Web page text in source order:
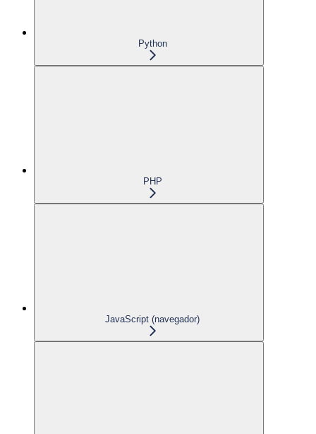
Python
PHP
JavaScript (navegador)